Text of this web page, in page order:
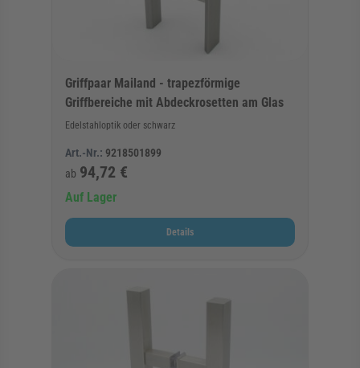
Griffpaar Mailand - trapezförmige
Griffbereiche mit Abdeckrosetten am Glas
Edelstahloptik oder schwarz
Art.-Nr.: 9218501899
ab 94,72 €
Auf Lager
Details